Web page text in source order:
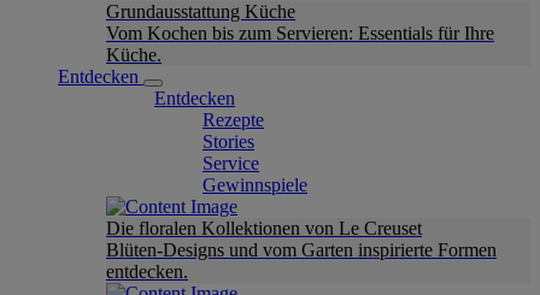
Grundausstattung Küche
Vom Kochen bis zum Servieren: Essentials für Ihre
Küche.
Entdecken
Entdecken
Rezepte
Stories
Service
Gewinnspiele
Die floralen Kollektionen von Le Creuset
Blüten-Designs und vom Garten inspirierte Formen
entdecken.